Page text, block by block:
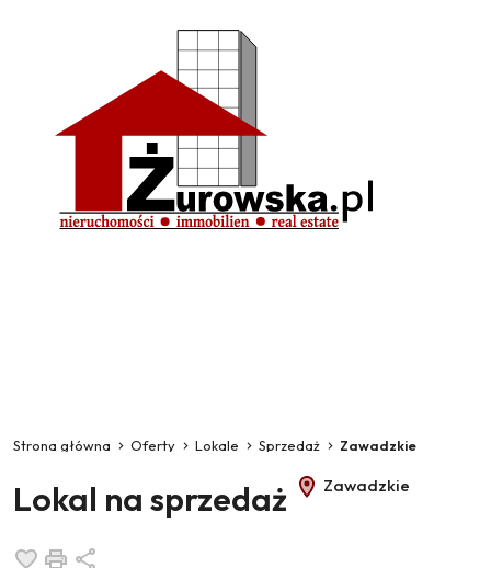
Strona główna Oferty Lokale Sprzedaż Zawadzkie
Lokal na sprzedaż Zawadzkie
Dodaj do ulubionych
Drukuj